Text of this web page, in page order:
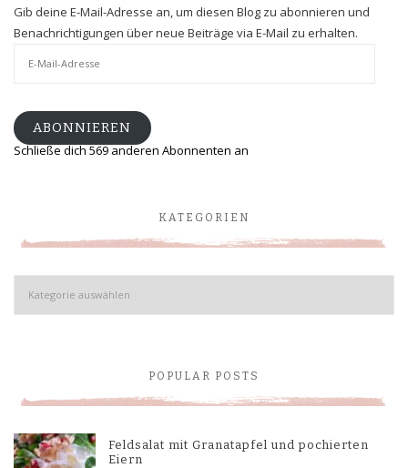
Gib deine E-Mail-Adresse an, um diesen Blog zu abonnieren und
Benachrichtigungen über neue Beiträge via E-Mail zu erhalten.
ABONNIEREN
Schließe dich 569 anderen Abonnenten an
KATEGORIEN
Kategorien
POPULAR POSTS
Feldsalat mit Granatapfel und pochierten
Eiern